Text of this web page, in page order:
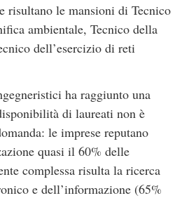
risultano le mansioni di Tecnico
ambientale, Tecnico della
dell’esercizio di reti
ha raggiunto una
di laureati non è
le imprese reputano
quasi il 60% delle
complessa risulta la ricerca
e dell’informazione (65%